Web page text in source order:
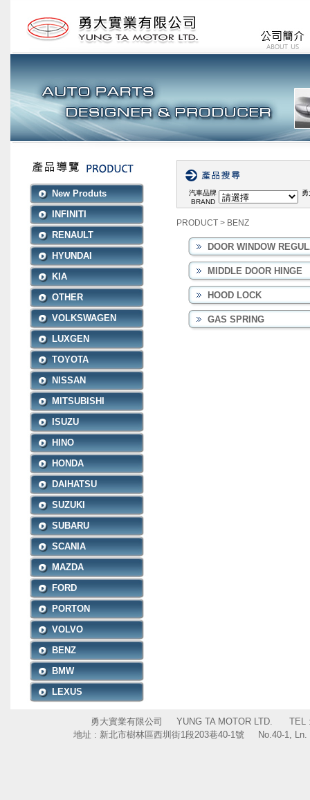
New Produts
INFINITI
RENAULT
HYUNDAI
KIA
OTHER
VOLKSWAGEN
LUXGEN
TOYOTA
NISSAN
MITSUBISHI
ISUZU
HINO
HONDA
DAIHATSU
SUZUKI
SUBARU
SCANIA
MAZDA
FORD
PORTON
VOLVO
BENZ
BMW
LEXUS
汽車品牌
BRAND
PRODUCT > BENZ
DOOR WINDOW
MIDDLE DOOR HINGE
HOOD LOCK
GAS SPRING
勇大實業有限公司 YUNG TA MOTOR LTD.
地址 : 新北市樹林區西圳街1段203巷40-1號 No.40-1, Ln.